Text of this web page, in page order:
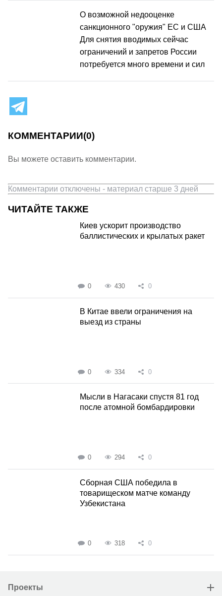
О возможной недооценке
санкционного "оружия" ЕС и США
Для снятия вводимых сейчас
ограничений и запретов России
потребуется много времени и сил
КОММЕНТАРИИ(0)
Вы можете оставить комментарии.
Комментарии отключены - материал старше 3 дней
ЧИТАЙТЕ ТАКЖЕ
Киев ускорит производство
баллистических и крылатых ракет
0 430 0
В Китае ввели ограничения на
выезд из страны
0 334 0
Мысли в Нагасаки спустя 81 год
после атомной бомбардировки
0 294 0
Сборная США победила в
товарищеском матче команду
Узбекистана
0 318 0
Проекты